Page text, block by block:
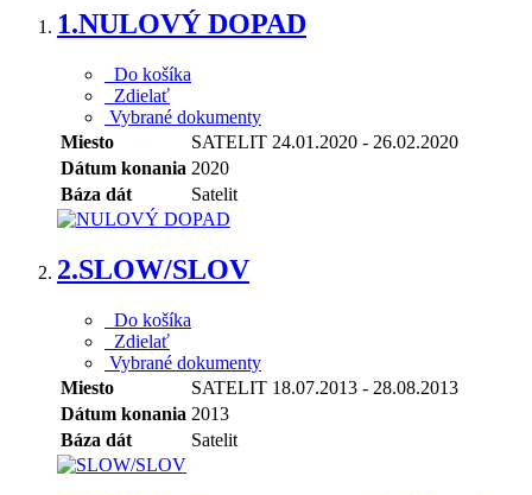
1.NULOVÝ DOPAD
Do košíka
Zdielať
Vybrané dokumenty
Miesto
SATELIT 24.01.2020 - 26.02.2020
Dátum konania 2020
Báza dát
Satelit
2.SLOW/SLOV
Do košíka
Zdielať
Vybrané dokumenty
Miesto
SATELIT 18.07.2013 - 28.08.2013
Dátum konania 2013
Báza dát
Satelit